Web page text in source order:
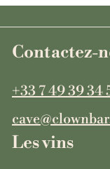
Contactez-
+33 7 49 39 34
Les vins